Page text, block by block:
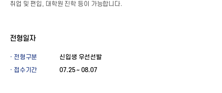
취업 및 편입, 대학원 진학 등이 가능합니다.
전형일자
· 전형구분
신입생 우선선발
· 접수기간
07.25 ~ 08.07